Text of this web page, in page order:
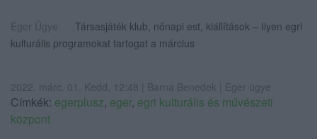
Eger Ügye
Társasjáték klub, nőnapi est, kiállítások – Ilyen egri
kulturális programokat tartogat a március
2022. márc. 01. Kedd, 12:48 | Barna Benedek | Eger ügye
Címkék: egerplusz, eger, egri kulturális és művészeti
központ